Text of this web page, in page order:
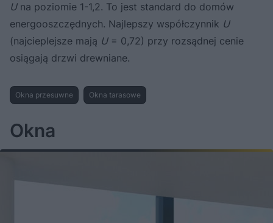
Una poziomie 1-1,2. To jest standard do domów
energooszczędnych. Najlepszy współczynnik U
(najcieplejsze mają U= 0,72) przy rozsądnej cenie
osiągają drzwi drewniane.
Okna przesuwne Okna tarasowe
Okna